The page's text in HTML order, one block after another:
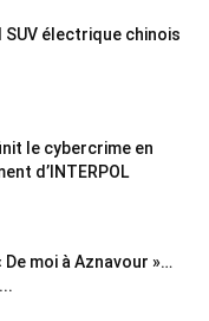
SUV électrique chinois
le cybercrime en
d’INTERPOL
De moi à Aznavour »…